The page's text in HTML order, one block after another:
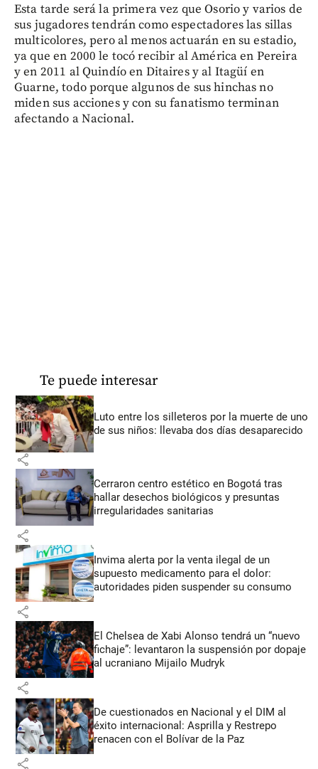
Esta tarde será la primera vez que Osorio y varios de
sus jugadores tendrán como espectadores las sillas
multicolores, pero al menos actuarán en su estadio,
ya que en 2000 le tocó recibir al América en Pereira
y en 2011 al Quindío en Ditaires y al Itagüí en
Guarne, todo porque algunos de sus hinchas no
miden sus acciones y con su fanatismo terminan
afectando a Nacional.
Te puede interesar
Luto entre los silleteros por la muerte de uno
de sus niños: llevaba dos días desaparecido
share
Cerraron centro estético en Bogotá tras
hallar desechos biológicos y presuntas
irregularidades sanitarias
share
Invima alerta por la venta ilegal de un
supuesto medicamento para el dolor:
autoridades piden suspender su consumo
share
El Chelsea de Xabi Alonso tendrá un “nuevo
fichaje”: levantaron la suspensión por dopaje
al ucraniano Mijailo Mudryk
share
De cuestionados en Nacional y el DIM al
éxito internacional: Asprilla y Restrepo
renacen con el Bolívar de la Paz
share